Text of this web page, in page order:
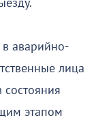
в аварийно-
лица
этапом